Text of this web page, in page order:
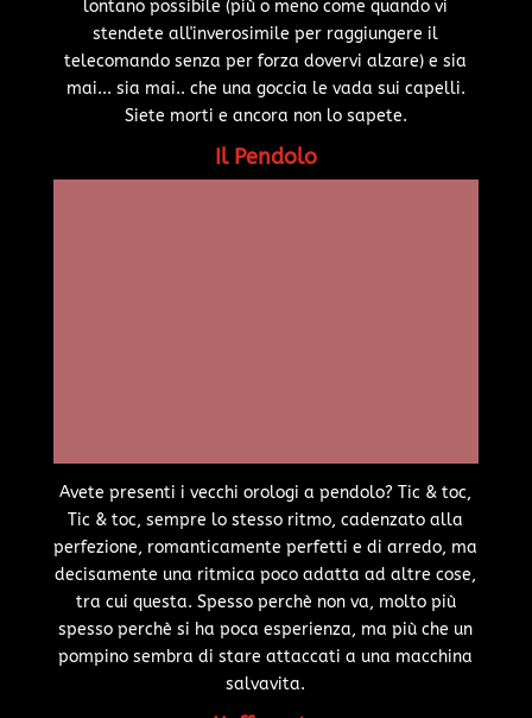
lontano possibile (più o meno come quando vi
stendete all'inverosimile per raggiungere il
telecomando senza per forza dovervi alzare) e sia
mai... sia mai.. che una goccia le vada sui capelli.
Siete morti e ancora non lo sapete.
Il Pendolo
Avete presenti i vecchi orologi a pendolo? Tic & toc,
Tic & toc, sempre lo stesso ritmo, cadenzato alla
perfezione, romanticamente perfetti e di arredo, ma
decisamente una ritmica poco adatta ad altre cose,
tra cui questa. Spesso perchè non va, molto più
spesso perchè si ha poca esperienza, ma più che un
pompino sembra di stare attaccati a una macchina
salvavita.